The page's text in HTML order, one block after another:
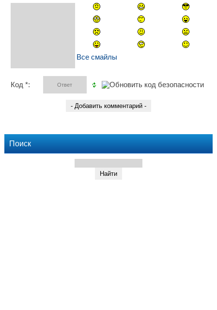
Все смайлы
Код *:
Поиск